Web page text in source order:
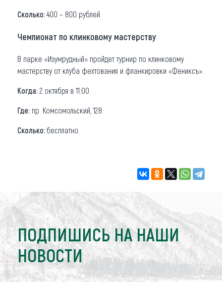
Сколько:400 – 800 рублей.
Чемпионат по клинковому мастерству
В парке «Изумрудный» пройдет турнир по клинковому
мастерству от клуба фехтования и фланкировки «Фениксъ».
Когда: 2 октября в 11:00.
Где: пр. Комсомольский, 128.
Сколько: бесплатно.
ПОДПИШИСЬ НА НАШИ
НОВОСТИ